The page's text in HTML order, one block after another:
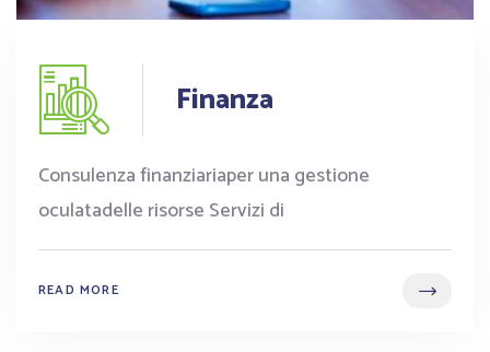
Finanza
Consulenza finanziariaper una gestione
oculatadelle risorse Servizi di
READ MORE